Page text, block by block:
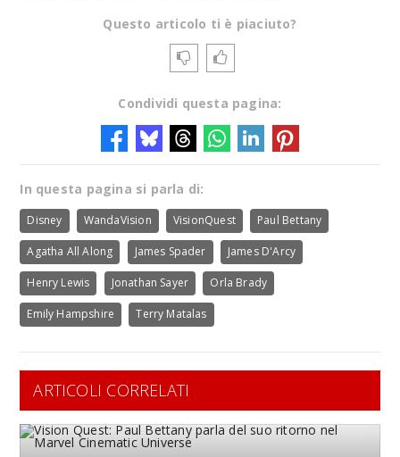
Questo articolo ti è piaciuto?
Condividi questa pagina:
In questa pagina si parla di:
Disney WandaVision VisionQuest Paul Bettany
Agatha All Along James Spader James D'Arcy
Henry Lewis Jonathan Sayer Orla Brady
Emily Hampshire Terry Matalas
ARTICOLI CORRELATI